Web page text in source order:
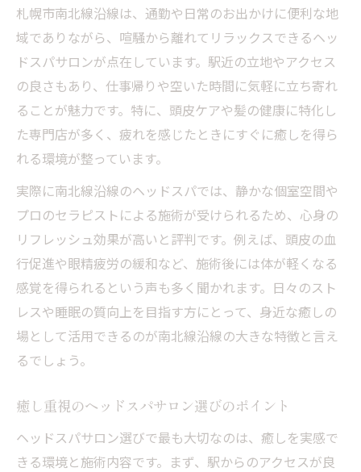
札幌市南北線沿線は、通勤や日常のお出かけに便利な地
域でありながら、喧騒から離れてリラックスできるヘッ
ドスパサロンが点在しています。駅近の立地やアクセス
の良さもあり、仕事帰りや空いた時間に気軽に立ち寄れ
ることが魅力です。特に、頭皮ケアや髪の健康に特化し
た専門店が多く、疲れを感じたときにすぐに癒しを得ら
れる環境が整っています。
実際に南北線沿線のヘッドスパでは、静かな個室空間や
プロのセラピストによる施術が受けられるため、心身の
リフレッシュ効果が高いと評判です。例えば、頭皮の血
行促進や眼精疲労の緩和など、施術後には体が軽くなる
感覚を得られるという声も多く聞かれます。日々のスト
レスや睡眠の質向上を目指す方にとって、身近な癒しの
場として活用できるのが南北線沿線の大きな特徴と言え
るでしょう。
癒し重視のヘッドスパサロン選びのポイント
ヘッドスパサロン選びで最も大切なのは、癒しを実感で
きる環境と施術内容です。まず、駅からのアクセスが良